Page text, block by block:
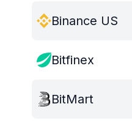
Binance US
Bitfinex
BitMart